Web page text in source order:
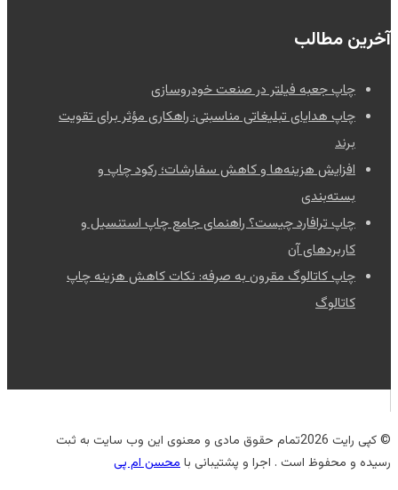
آخرین مطالب
چاپ جعبه فیلتر در صنعت خودروسازی
چاپ هدایای تبلیغاتی مناسبتی: راهکاری مؤثر برای تقویت
برند
افزایش هزینه‌ها و کاهش سفارشات؛ رکود چاپ و
بسته‌بندی
چاپ ترافارد چیست؟ راهنمای جامع چاپ استنسیل و
کاربردهای آن
چاپ کاتالوگ مقرون به صرفه: نکات کاهش هزینه چاپ
کاتالوگ
© کپی رایت 2026تمام حقوق مادی و معنوی این وب سایت به ثبت
رسیده و محفوظ است . اجرا و پشتیبانی بامحسن ام پی